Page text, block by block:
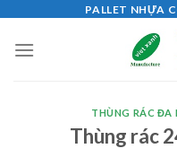
content
PALLET NHỰA
THÙNG RÁC ĐA
Thùng rác